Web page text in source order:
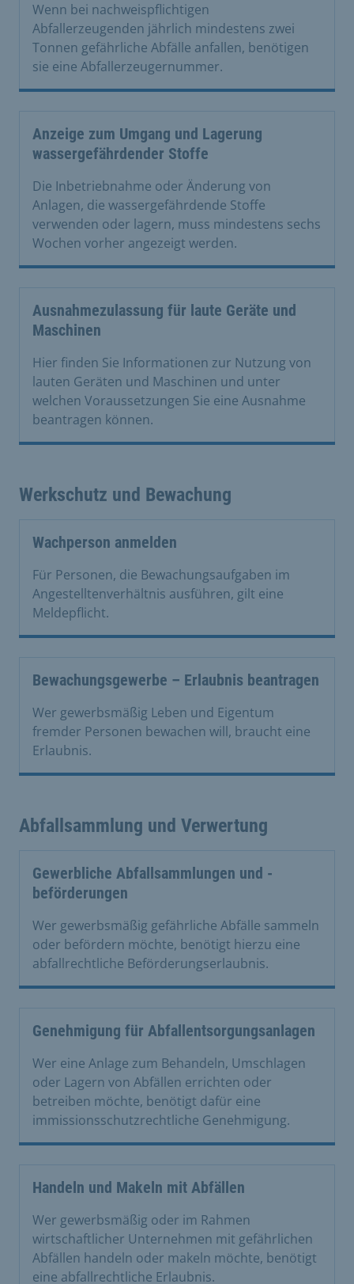
Wenn bei nachweispflichtigen
Abfallerzeugenden jährlich mindestens zwei
Tonnen gefährliche Abfälle anfallen, benötigen
sie eine Abfallerzeugernummer.
Anzeige zum Umgang und Lagerung
wassergefährdender Stoffe
Die Inbetriebnahme oder Änderung von
Anlagen, die wassergefährdende Stoffe
verwenden oder lagern, muss mindestens sechs
Wochen vorher angezeigt werden.
Ausnahmezulassung für laute Geräte und
Maschinen
Hier finden Sie Informationen zur Nutzung von
lauten Geräten und Maschinen und unter
welchen Voraussetzungen Sie eine Ausnahme
beantragen können.
Werkschutz und Bewachung
Wachperson anmelden
Für Personen, die Bewachungsaufgaben im
Angestelltenverhältnis ausführen, gilt eine
Meldepflicht.
Bewachungsgewerbe – Erlaubnis beantragen
Wer gewerbsmäßig Leben und Eigentum
fremder Personen bewachen will, braucht eine
Erlaubnis.
Abfallsammlung und Verwertung
Gewerbliche Abfallsammlungen und -
beförderungen
Wer gewerbsmäßig gefährliche Abfälle sammeln
oder befördern möchte, benötigt hierzu eine
abfallrechtliche Beförderungserlaubnis.
Genehmigung für Abfallentsorgungsanlagen
Wer eine Anlage zum Behandeln, Umschlagen
oder Lagern von Abfällen errichten oder
betreiben möchte, benötigt dafür eine
immissionsschutzrechtliche Genehmigung.
Handeln und Makeln mit Abfällen
Wer gewerbsmäßig oder im Rahmen
wirtschaftlicher Unternehmen mit gefährlichen
Abfällen handeln oder makeln möchte, benötigt
eine abfallrechtliche Erlaubnis.